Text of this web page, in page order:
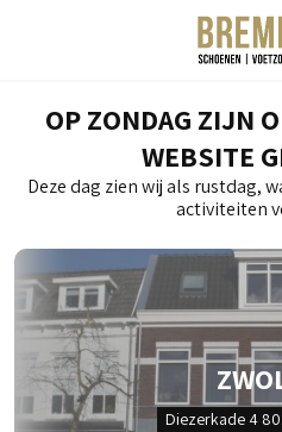
OP ZONDAG ZIJN
WEBSITE
Deze dag zien wij als rustdag,
activiteiten
Diezerkade 4